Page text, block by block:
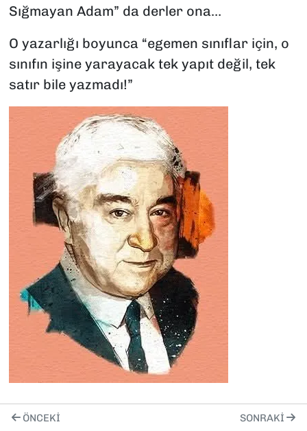
Sığmayan Adam” da derler ona…
O yazarlığı boyunca “egemen sınıflar için, o
sınıfın işine yarayacak tek yapıt değil, tek
satır bile yazmadı!”
ÖNCEKI SONRAKI